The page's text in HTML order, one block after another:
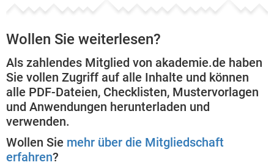
Wollen Sie weiterlesen?
Als zahlendes Mitglied von akademie.de haben
Sie vollen Zugriff auf alle Inhalte und können
alle PDF-Dateien, Checklisten, Mustervorlagen
und Anwendungen herunterladen und
verwenden.
Wollen Sie mehr über die Mitgliedschaft
erfahren?